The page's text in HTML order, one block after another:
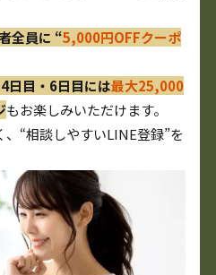
全員に “5,000円OFFクーポ
日目・6日目には最大25,000
もお楽しみいただけます。
“相談しやすいLINE登録”を